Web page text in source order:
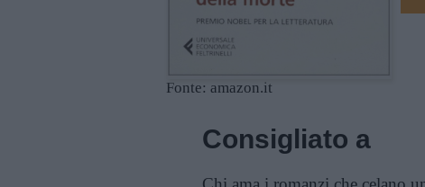
Fonte: amazon.it
Consigliato a